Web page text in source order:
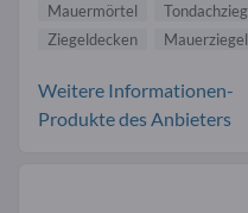
Mauermörtel
Ziegeldecken
Mauerziegel
Weitere Informationen-
Produkte des Anbieters